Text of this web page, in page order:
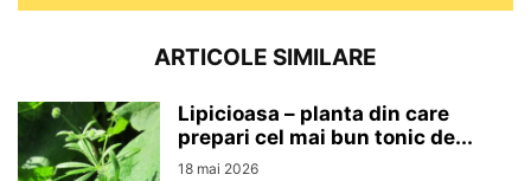
ARTICOLE SIMILARE
Lipicioasa – planta din care
prepari cel mai bun tonic de...
18 mai 2026